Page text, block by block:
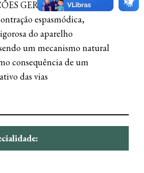
GERAIS Definição – A
espasmódica,
do aparelho
um mecanismo natural
consequência de um
das vias